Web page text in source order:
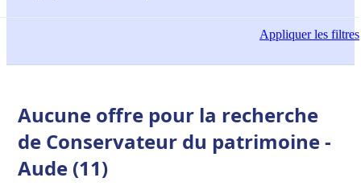
Appliquerles filtres
Aucune offre pour la recherche
de Conservateur du patrimoine -
Aude (11)